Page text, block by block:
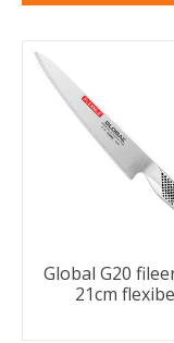
Carrousel van
Global G20
21cm